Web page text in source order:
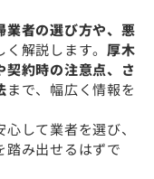
業者の選び方や、悪
く解説します。 厚木
約時の注意点、さ
まで、幅広く情報を
して業者を選び、
踏み出せるはずで